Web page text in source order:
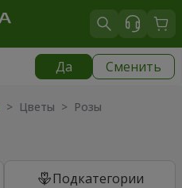
Да Сменить
> Цветы > Розы
Подкатегории